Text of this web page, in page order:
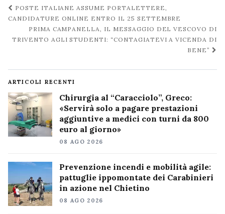
Navigazione
post
POSTE ITALIANE ASSUME PORTALETTERE,
CANDIDATURE ONLINE ENTRO IL 25 SETTEMBRE
PRIMA CAMPANELLA, IL MESSAGGIO DEL VESCOVO DI
TRIVENTO AGLI STUDENTI: “CONTAGIATEVI A VICENDA DI
BENE”
ARTICOLI RECENTI
Chirurgia al “Caracciolo”, Greco:
«Servirà solo a pagare prestazioni
aggiuntive a medici con turni da 800
euro al giorno»
08 AGO 2026
Prevenzione incendi e mobilità agile:
pattuglie ippomontate dei Carabinieri
in azione nel Chietino
08 AGO 2026